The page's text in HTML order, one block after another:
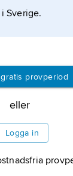
förenar sig
stjärnor
artikeln
Sverige.
provperiod
eller
Logga in